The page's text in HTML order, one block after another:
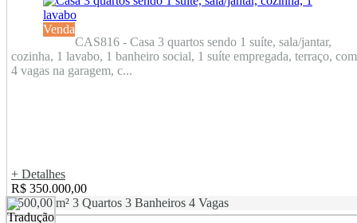
Venda
CAS816 - Casa 3 quartos sendo 1 suíte, sala/jantar,
cozinha, 1 lavabo, 1 banheiro social, 1 suíte empregada, terraço, com
4 vagas na garagem, c...
+ Detalhes
R$ 350.000,00
1500,00 m² 3 Quartos 3 Banheiros 4 Vagas